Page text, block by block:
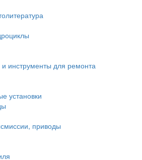
инструменты для ремонта
установки
приводы